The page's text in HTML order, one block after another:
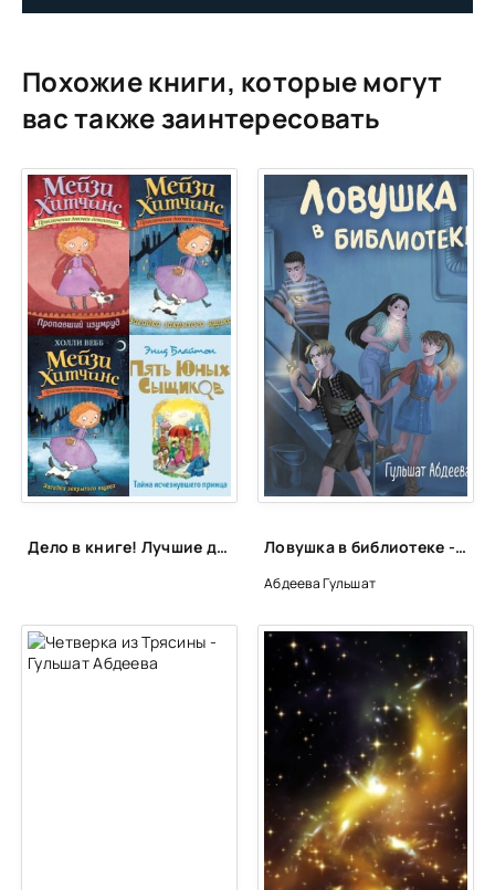
Похожие книги, которые могут
вас также заинтересовать
Дело в книге! Лучшие детективы для детей и подростков Ловушка в библиотеке - Гульшат Абдеева
Абдеева Гульшат